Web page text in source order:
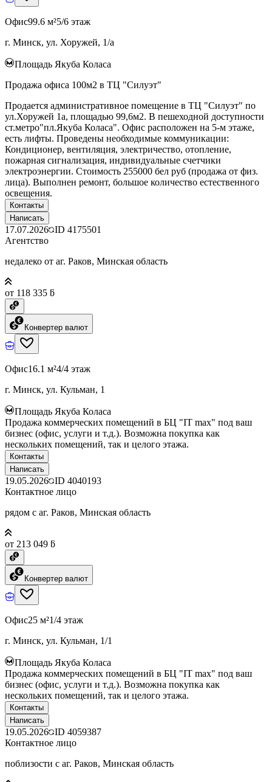
Офис99.6 м²5/6 этаж
г. Минск, ул. Хоружей, 1/а
Площадь Якуба Коласа
Продажа офиса 100м2 в ТЦ "Силуэт"
Продается административное помещение в ТЦ "Силуэт" по
ул.Хоружей 1а, площадью 99,6м2. В пешеходной доступности
ст.метро"пл.Якуба Коласа". Офис расположен на 5-м этаже,
есть лифты. Проведены необходимые коммуникации:
Кондиционер, вентиляция, электричество, отопление,
пожарная сигнализация, индивидуальные счетчики
электроэнергии. Стоимость 255000 бел руб (продажа от физ.
лица). Выполнен ремонт, большое количество естественного
освещения.
Контакты
Написать
17.07.2026 ID 4175501
Агентство
недалеко от аг. Раков, Минская область
от 118 335 ƃ
Конвертер валют
Офис16.1 м²4/4 этаж
г. Минск, ул. Кульман, 1
Площадь Якуба Коласа
Продажа коммерческих помещений в БЦ "IT max" под ваш
бизнес (офис, услуги и т.д.). Возможна покупка как
нескольких помещений, так и целого этажа.
Контакты
Написать
19.05.2026 ID 4040193
Контактное лицо
рядом с аг. Раков, Минская область
от 213 049 ƃ
Конвертер валют
Офис25 м²1/4 этаж
г. Минск, ул. Кульман, 1/1
Площадь Якуба Коласа
Продажа коммерческих помещений в БЦ "IT max" под ваш
бизнес (офис, услуги и т.д.). Возможна покупка как
нескольких помещений, так и целого этажа.
Контакты
Написать
19.05.2026 ID 4059387
Контактное лицо
поблизости с аг. Раков, Минская область